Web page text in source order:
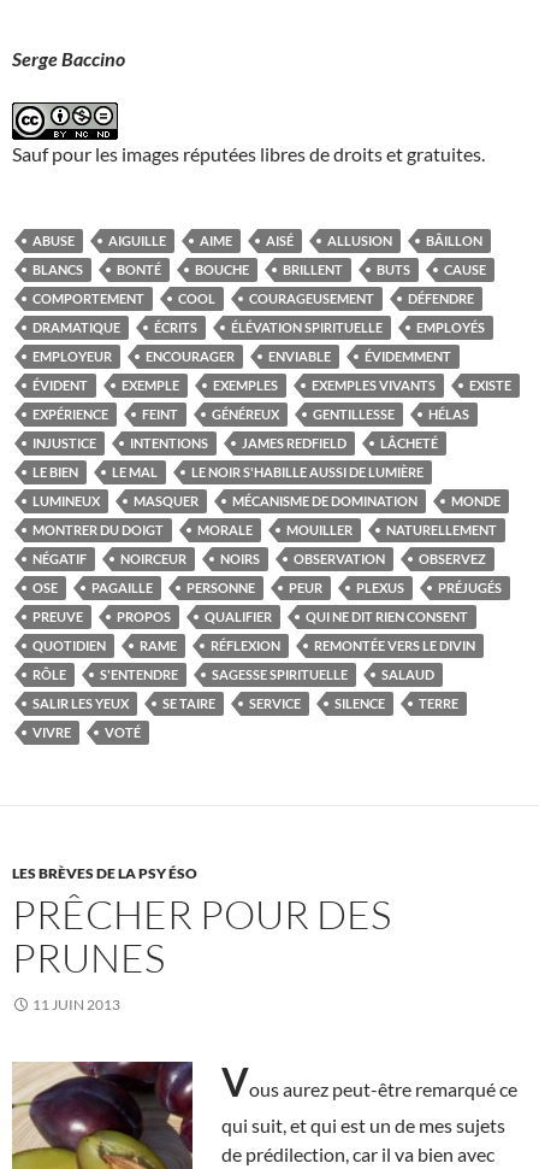
Serge Baccino
Sauf pour les images réputées libres de droits et gratuites.
ABUSE AIGUILLE AIME AISÉ ALLUSION
BÂILLON
BLANCS
BONTÉ BOUCHE BRILLENT BUTS
CAUSE
COMPORTEMENT
COOL COURAGEUSEMENT
DÉFENDRE
DRAMATIQUE
ÉCRITS ÉLÉVATION SPIRITUELLE
EMPLOYÉS
EMPLOYEUR
ENCOURAGER ENVIABLE
ÉVIDEMMENT
ÉVIDENT
EXEMPLE EXEMPLES EXEMPLES VIVANTS
EXISTE
EXPÉRIENCE
FEINT GÉNÉREUX GENTILLESSE
HÉLAS
INJUSTICE
INTENTIONS JAMES REDFIELD
LÂCHETÉ
LE BIEN
LE MAL
LE NOIR S'HABILLE AUSSI DE LUMIÈRE
LUMINEUX
MASQUER MÉCANISME DE DOMINATION
MONDE
MONTRER DU DOIGT
MORALE MOUILLER
NATURELLEMENT
NÉGATIF
NOIRCEUR NOIRS OBSERVATION
OBSERVEZ
OSE
PAGAILLE PERSONNE PEUR PLEXUS
PRÉJUGÉS
PREUVE
PROPOS QUALIFIER
QUI NE DIT RIEN CONSENT
QUOTIDIEN
RAME RÉFLEXION
REMONTÉE VERS LE DIVIN
RÔLE
S'ENTENDRE SAGESSE SPIRITUELLE
SALAUD
SALIR LES YEUX
SE TAIRE SERVICE SILENCE
TERRE
VIVRE
VOTÉ
LES BRÈVES DE LA PSY ÉSO
PRÊCHER POUR DES
PRUNES
11 JUIN 2013
Vous aurez peut-être remarqué ce
qui suit, et qui est un de mes sujets
de prédilection, car il va bien avec